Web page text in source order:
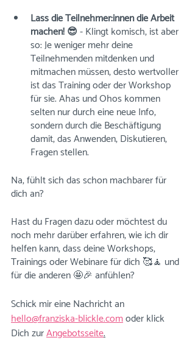
Lass die Teilnehmer:innen die Arbeit
machen! 😎 - Klingt komisch, ist aber
so: Je weniger mehr deine
Teilnehmenden mitdenken und
mitmachen müssen, desto wertvoller
ist das Training oder der Workshop
für sie. Ahas und Ohos kommen
selten nur durch eine neue Info,
sondern durch die Beschäftigung
damit, das Anwenden, Diskutieren,
Fragen stellen.
Na, fühlt sich das schon machbarer für
dich an?
Hast du Fragen dazu oder möchtest du
noch mehr darüber erfahren, wie ich dir
helfen kann, dass deine Workshops,
Trainings oder Webinare für dich 🥰🧘 und
für die anderen 🤩🎉 anfühlen?
Schick mir eine Nachricht an
hello@franziska-blickle.com oder klick
Dich zur Angebotsseite.